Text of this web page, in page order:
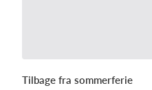
Tilbage fra sommerferie